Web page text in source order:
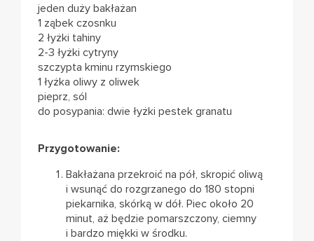
jeden duży bakłażan
1 ząbek czosnku
2 łyżki tahiny
2-3 łyżki cytryny
szczypta kminu rzymskiego
1 łyżka oliwy z oliwek
pieprz, sól
do posypania: dwie łyżki pestek granatu
Przygotowanie:
Bakłażana przekroić na pół, skropić oliwą
i wsunąć do rozgrzanego do 180 stopni
piekarnika, skórką w dół. Piec około 20
minut, aż będzie pomarszczony, ciemny
i bardzo miękki w środku.